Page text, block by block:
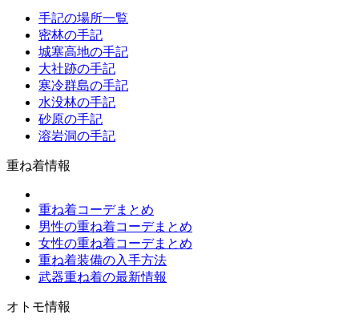
手記の場所一覧
密林の手記
城塞高地の手記
大社跡の手記
寒冷群島の手記
水没林の手記
砂原の手記
溶岩洞の手記
重ね着情報
重ね着コーデまとめ
男性の重ね着コーデまとめ
女性の重ね着コーデまとめ
重ね着装備の入手方法
武器重ね着の最新情報
オトモ情報